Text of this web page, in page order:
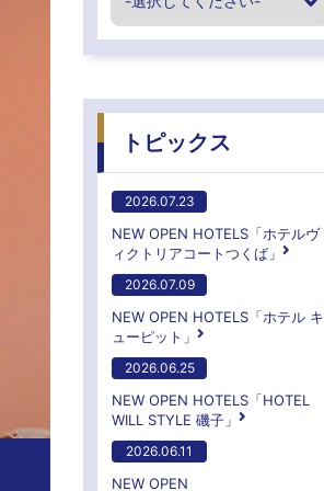
トピックス
2026.07.23
NEW OPEN HOTELS「ホテルヴ
ィクトリアコートつくば」
2026.07.09
NEW OPEN HOTELS「ホテル キ
ューピット」
2026.06.25
NEW OPEN HOTELS「HOTEL
WILL STYLE 磯子」
2026.06.11
NEW OPEN